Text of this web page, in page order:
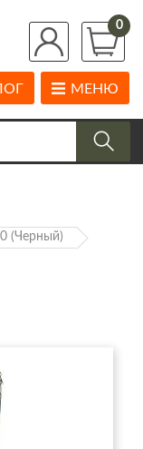
0
МЕНЮ
(черный)